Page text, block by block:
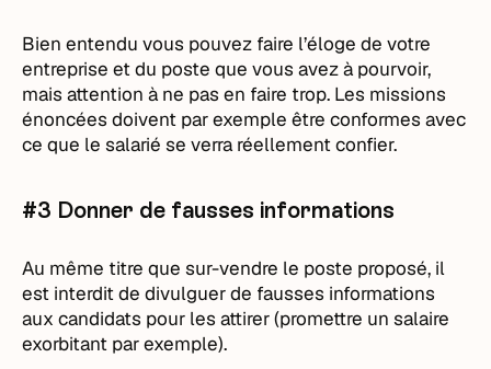
Bien entendu vous pouvez faire l’éloge de votre
entreprise et du poste que vous avez à pourvoir,
mais attention à ne pas en faire trop. Les missions
énoncées doivent par exemple être conformes avec
ce que le salarié se verra réellement confier.
#3 Donner de fausses informations
Au même titre que sur-vendre le poste proposé, il
est interdit de divulguer de fausses informations
aux candidats pour les attirer (promettre un salaire
exorbitant par exemple).